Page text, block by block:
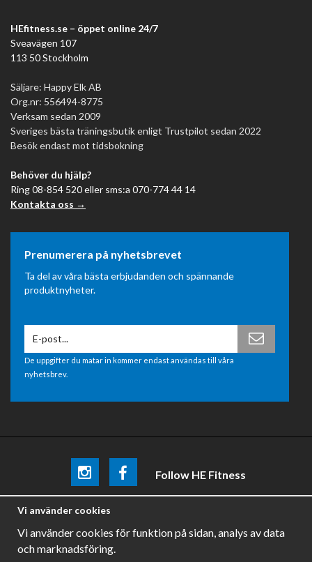
HEfitness.se – öppet online 24/7
Sveavägen 107
113 50 Stockholm
Säljare: Happy Elk AB
Org.nr: 556494-8775
Verksam sedan 2009
Sveriges bästa träningsbutik enligt Trustpilot sedan 2022
Besök endast mot tidsbokning
Behöver du hjälp?
Ring 08-854 520 eller sms:a 070-774 44 14
Kontakta oss →
Prenumerera på nyhetsbrevet
Ta del av våra bästa erbjudanden och spännande
produktnyheter.
De uppgifter du matar in kommer endast användas till våra
nyhetsbrev.
Follow HE Fitness
Be the firstto know aboutpromotions, news and training
Vi använder cookies
Vi använder cookies för funktion på sidan, analys av data
och marknadsföring.